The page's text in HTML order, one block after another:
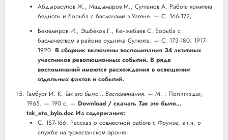
Абдырасулов Ж., Мадымаров М., Султанов А. Работа комитета
бедноты и борьба с басмачами в Узгене. — С. 166-172;
Бектемиров И., Эшбеков Г., Кенжебаев С. Борьба с
басмачеством в районе рудника Сулюкта. — С. 173-180. 1917-
1920. В сборник включены воспоминания 34 активных
участников революционных событий. В ряде
воспоминаний имеются расхождения в освещении
отдельных фактов и событий.
Гамбург И. К. Так это было… Воспоминания. — М. : Политиздат,
1965. — 190 с. — Download / скачать Так это было…
tak_eto_bylo.doc Из содержания:
С. 157-166: Рассказ о совместной работе с Фрунзе, в т.ч. о
службе на туркестанском фронте.